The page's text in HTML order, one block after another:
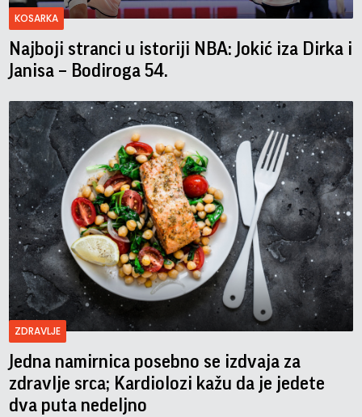
KOSARKA
Najboji stranci u istoriji NBA: Jokić iza Dirka i
Janisa – Bodiroga 54.
ZDRAVLJE
Jedna namirnica posebno se izdvaja za
zdravlje srca; Kardiolozi kažu da je jedete
dva puta nedeljno